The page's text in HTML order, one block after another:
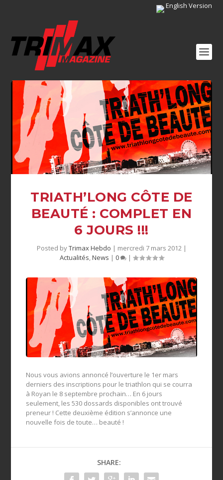
English Version
TRIATH’LONG CÔTE DE
BEAUTÉ : COMPLET EN
6 JOURS !!!
Posted byTrimax Hebdo | mercredi 7 mars 2012|
Actualités,News | 0 |
Nous vous avions annoncé l’ouverture le 1er mars
derniers des inscriptions pour le triathlon qui se courra
à Royan le 8 septembre prochain… En 6 jours
seulement, les 530 dossards disponibles ont trouvé
preneur ! Cette deuxième édition s’annonce une
nouvelle fois de toute… beauté !
SHARE: